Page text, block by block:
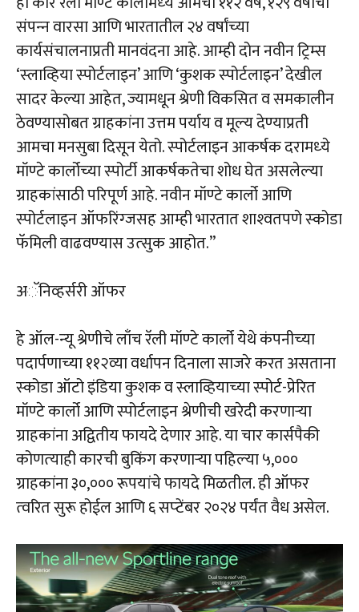
संपन्‍न वारसा आणि भारतातील २४ वर्षांच्‍या
कार्यसंचालनाप्रती मानवंदना आहे. आम्‍ही दोन नवीन ट्रिम्‍स
‘स्‍लाव्हिया स्‍पोर्टलाइन’ आणि ‘कुशक स्‍पोर्टलाइन’ देखील
सादर केल्या आहेत, ज्‍यामधून श्रेणी विकसित व समकालीन
ठेवण्‍यासोबत ग्राहकांना उत्तम पर्याय व मूल्‍य देण्‍याप्रती
आमचा मनसुबा दिसून येतो. स्‍पोर्टलाइन आकर्षक दरामध्‍ये
मॉण्‍टे कार्लोच्‍या स्‍पोर्टी आकर्षकतेचा शोध घेत असलेल्‍या
ग्राहकांसाठी परिपूर्ण आहे. नवीन मॉण्‍टे कार्लो आणि
स्‍पोर्टलाइन ऑफरिंग्‍जसह आम्‍ही भारतात शाश्‍वतपणे स्‍कोडा
फॅमिली वाढवण्‍यास उत्‍सुक आहोत.”
अॅनिव्‍हर्सरी ऑफर
हे ऑल-न्‍यू श्रेणीचे लाँच रॅली मॉण्‍टे कार्लो येथे कंपनीच्‍या
पदार्पणाच्‍या ११२व्‍या वर्धापन दिनाला साजरे करत असताना
स्‍कोडा ऑटो इंडिया कुशक व स्‍लाव्हियाच्‍या स्‍पोर्ट-प्रेरित
मॉण्‍टे कार्लो आणि स्‍पोर्टलाइन श्रेणीची खरेदी करणाऱ्या
ग्राहकांना अद्वितीय फायदे देणार आहे. या चार कार्सपैकी
कोणत्‍याही कारची बुकिंग करणाऱ्या पहिल्‍या ५,०००
ग्राहकांना ३०,००० रूपयांचे फायदे मिळतील. ही ऑफर
त्‍वरित सुरू होईल आणि ६ सप्‍टेंबर २०२४ पर्यंत वैध असेल.